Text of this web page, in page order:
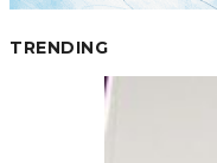
TRENDING